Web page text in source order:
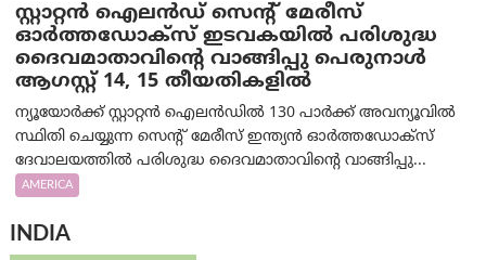
സ്റ്റാറ്റൻ ഐലൻഡ് സെന്റ് മേരീസ്
ഓർത്തഡോക്സ് ഇടവകയിൽ പരിശുദ്ധ
ദൈവമാതാവിന്റെ വാങ്ങിപ്പു പെരുനാൾ
ആഗസ്റ്റ് 14, 15 തീയതികളിൽ
ന്യൂയോർക്ക് സ്റ്റാറ്റൻ ഐലൻഡിൽ 130 പാർക്ക് അവന്യൂവിൽ
സ്ഥിതി ചെയ്യുന്ന സെന്റ് മേരീസ് ഇന്ത്യൻ ഓർത്തഡോക്സ്
ദേവാലയത്തിൽ പരിശുദ്ധ ദൈവമാതാവിന്റെ വാങ്ങിപ്പു...
AMERICA
INDIA